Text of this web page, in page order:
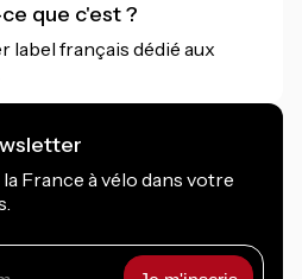
que c'est ?
label français dédié aux
la France à vélo dans votre